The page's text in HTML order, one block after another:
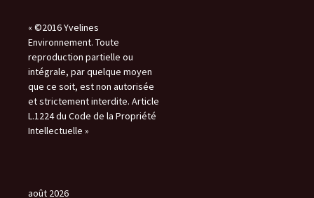
« ©2016 Yvelines
Environnement. Toute
reproduction partielle ou
intégrale, par quelque moyen
que ce soit, est non autorisée
et strictement interdite. Article
L.1224 du Code de la Propriété
Intellectuelle »
août 2026